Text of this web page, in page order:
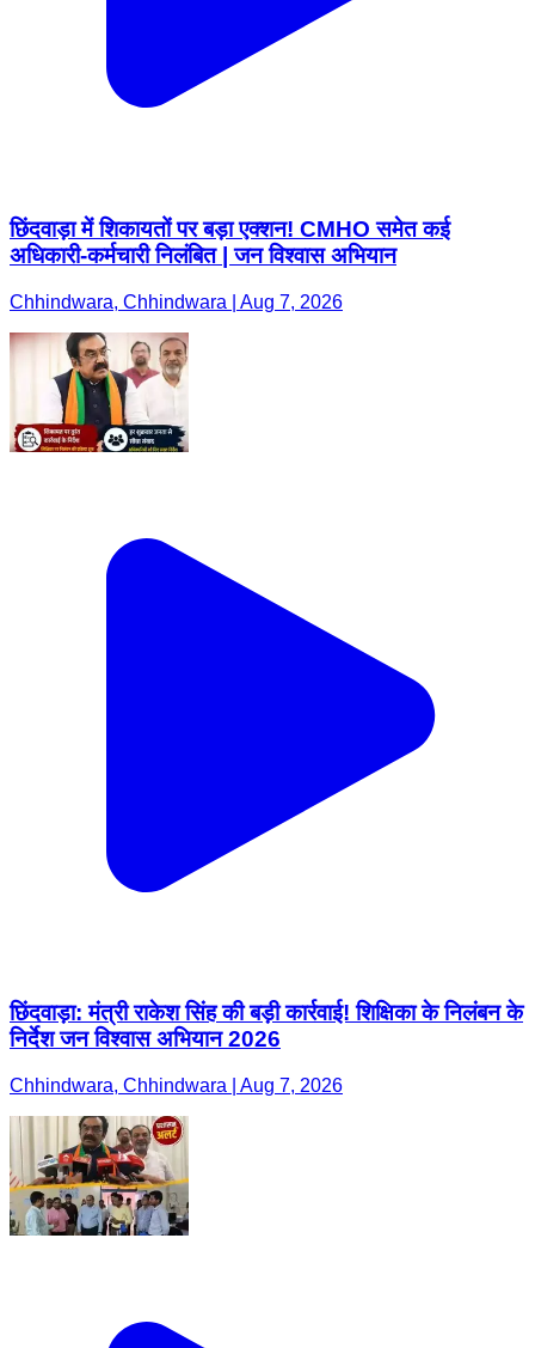
छिंदवाड़ा में शिकायतों पर बड़ा एक्शन! CMHO समेत कई
अधिकारी-कर्मचारी निलंबित | जन विश्वास अभियान
Chhindwara, Chhindwara | Aug 7, 2026
छिंदवाड़ा: मंत्री राकेश सिंह की बड़ी कार्रवाई! शिक्षिका के निलंबन के
निर्देश जन विश्वास अभियान 2026
Chhindwara, Chhindwara | Aug 7, 2026